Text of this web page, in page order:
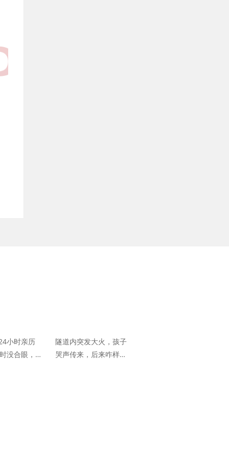
小时亲历
没合眼，行
隧道内突发大火，孩子
哭声传来，后来咋样